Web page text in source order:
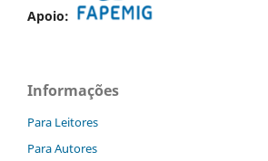
Apoio:
Informações
Para Leitores
Para Autores